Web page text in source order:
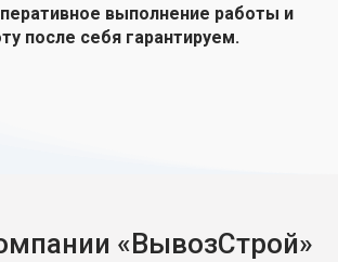
выполнение работы и
после себя гарантируем.
«ВывозСтрой»